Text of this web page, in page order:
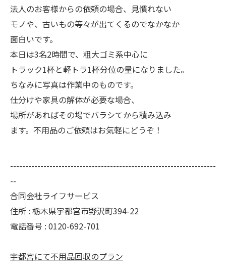
法人のお客様からの依頼の場合、見慣れない
モノや、古いもの等々が出てくるのでなかなか
面白いです。
本日は3名2時間で、粗大ゴミ系中心に
トラック1杯と軽トラ1杯分位の量になりました。
ちなみに写真は作業中のものです。
仕分けや家具の解体が必要な場合、
場所があればその場でバラシてから積み込み
ます。不用品のご依頼はお気軽にどうぞ！
--------------------------------------------------------------------
--
合同会社ライフサービス
住所 : 栃木県宇都宮市野沢町394-22
電話番号 : 0120-692-701
宇都宮にて不用品回収のプラン